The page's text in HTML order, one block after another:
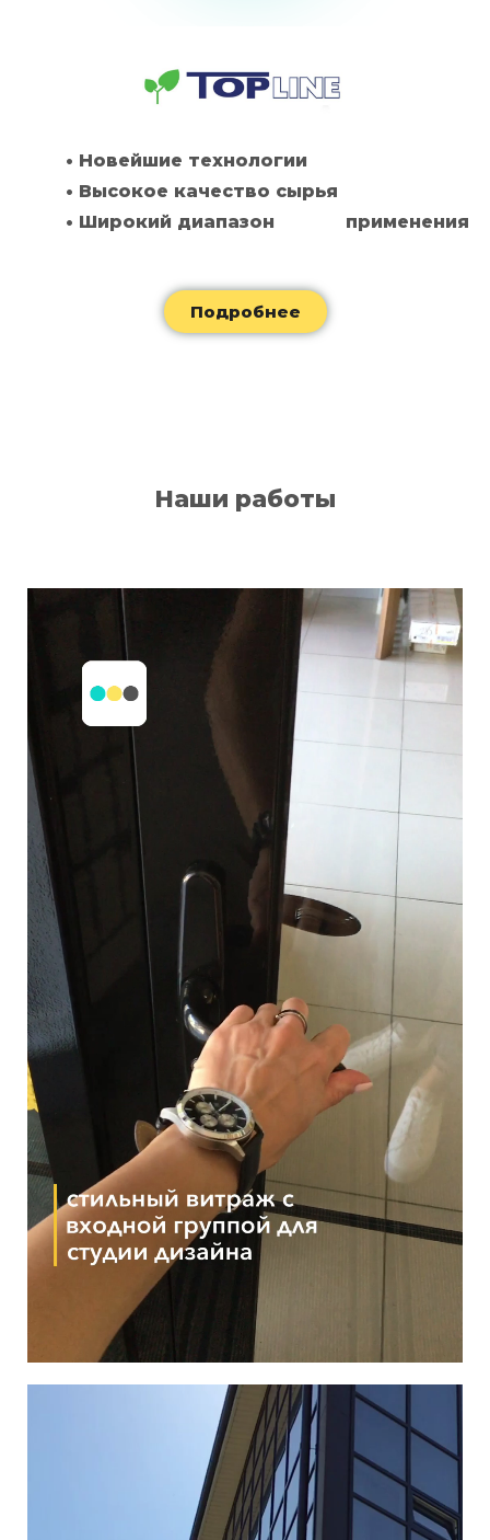
• Новейшие технологии
• Высокое качество сырья
• Широкий диапазон применения
Подробнее
Наши работы